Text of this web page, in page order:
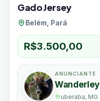
Gado Jersey
Belém, Pará
R$3.500,00
ANUNCIANTE
Wanderley
uberaba, MG